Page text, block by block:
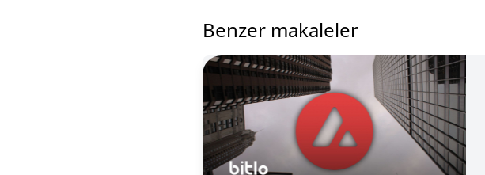
Benzer makaleler